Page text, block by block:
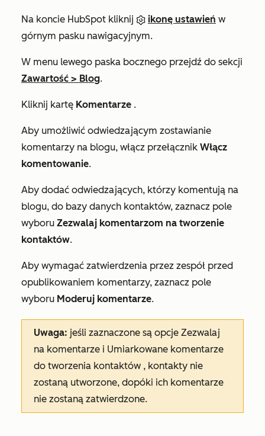
Na koncie HubSpot kliknij ikonę ustawień w
górnym pasku nawigacyjnym.
W menu lewego paska bocznego przejdź do sekcji
Zawartość > Blog.
Kliknij kartę Komentarze .
Aby umożliwić odwiedzającym zostawianie
komentarzy na blogu, włącz przełącznik Włącz
komentowanie.
Aby dodać odwiedzających, którzy komentują na
blogu, do bazy danych kontaktów, zaznacz pole
wyboru Zezwalaj komentarzom na tworzenie
kontaktów.
Aby wymagać zatwierdzenia przez zespół przed
opublikowaniem komentarzy, zaznacz pole
wyboru Moderuj komentarze.
Uwaga: jeśli zaznaczone są opcje Zezwalaj
na komentarze i Umiarkowane komentarze
do tworzenia kontaktów , kontakty nie
zostaną utworzone, dopóki ich komentarze
nie zostaną zatwierdzone.